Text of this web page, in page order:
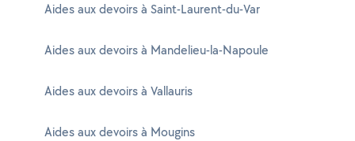
Aides aux devoirs à Saint-Laurent-du-Var
Aides aux devoirs à Mandelieu-la-Napoule
Aides aux devoirs à Vallauris
Aides aux devoirs à Mougins